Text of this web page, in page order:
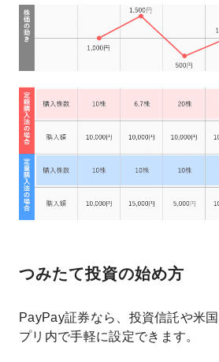
つみたて投資の始め方
PayPay証券なら、投資信託や米
プリ内で手軽に設定できます。